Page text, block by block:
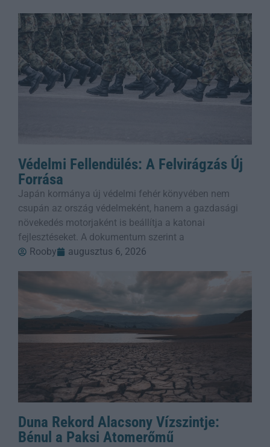
Védelmi Fellendülés: A Felvirágzás Új
Forrása
Japán kormánya új védelmi fehér könyvében nem
csupán az ország védelmeként, hanem a gazdasági
növekedés motorjaként is beállítja a katonai
fejlesztéseket. A dokumentum szerint a
Rooby
augusztus 6, 2026
Duna Rekord Alacsony Vízszintje:
Bénul a Paksi Atomerőmű